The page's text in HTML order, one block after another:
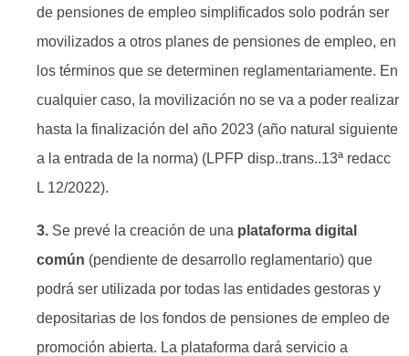
de pensiones de empleo simplificados solo podrán ser
movilizados a otros planes de pensiones de empleo, en
los términos que se determinen reglamentariamente. En
cualquier caso, la movilización no se va a poder realizar
hasta la finalización del año 2023 (año natural siguiente
a la entrada de la norma) (LPFP disp..trans..13ª redacc
L 12/2022).
3. Se prevé la creación de una plataforma digital
común (pendiente de desarrollo reglamentario) que
podrá ser utilizada por todas las entidades gestoras y
depositarias de los fondos de pensiones de empleo de
promoción abierta. La plataforma dará servicio a